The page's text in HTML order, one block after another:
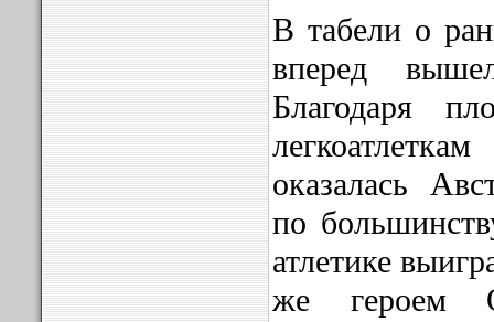
В табели о
вперед
Благодаря
оказалась
по
атлетике
же героем